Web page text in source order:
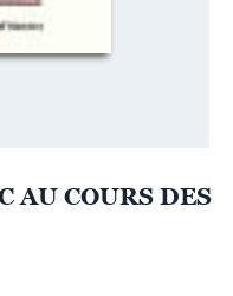
AU COURS DES